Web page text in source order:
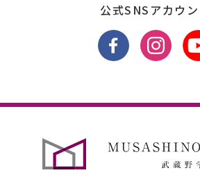
公式SNSアカウン